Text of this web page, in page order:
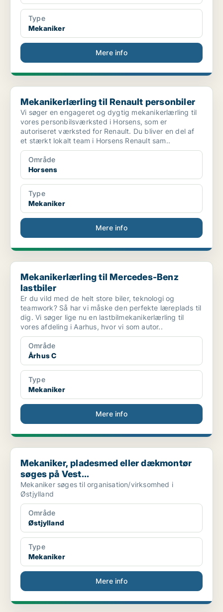
Type
Mekaniker
Mere info
Mekanikerlærling til Renault personbiler
Mekanikerlærling til Renault personbiler
Vi søger en engageret og dygtig mekanikerlærling til
vores personbilsværksted i Horsens, som er
autoriseret værksted for Renault. Du bliver en del af
et stærkt lokalt team i Horsens Renault sam..
Område
Horsens
Type
Mekaniker
Mere info
Mekanikerlærling til Mercedes-Benz lastbiler
Mekanikerlærling til Mercedes-Benz
lastbiler
Er du vild med de helt store biler, teknologi og
teamwork? Så har vi måske den perfekte læreplads til
dig. Vi søger lige nu en lastbilmekanikerlærling til
vores afdeling i Aarhus, hvor vi som autor..
Område
Århus C
Type
Mekaniker
Mere info
Mekaniker, pladesmed eller dækmontør søges på Vest...
Mekaniker, pladesmed eller dækmontør
søges på Vest...
Mekaniker søges til organisation/virksomhed i
Østjylland
Område
Østjylland
Type
Mekaniker
Mere info